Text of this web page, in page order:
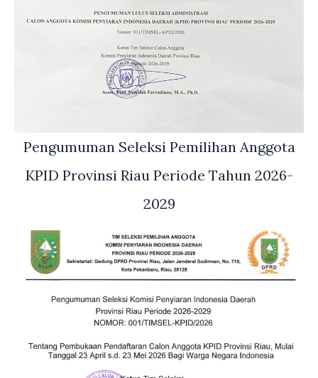
Pengumuman Seleksi Pemilihan Anggota
KPID Provinsi Riau Periode Tahun 2026-
2029